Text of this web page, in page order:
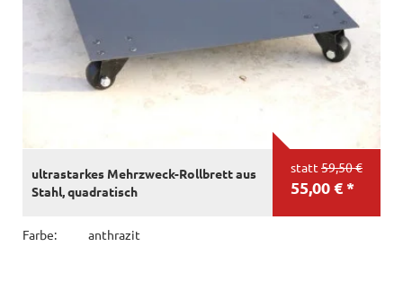
statt 59,50 €
55,00 € *
ultrastarkes Mehrzweck-Rollbrett aus
Stahl, quadratisch
Farbe: anthrazit